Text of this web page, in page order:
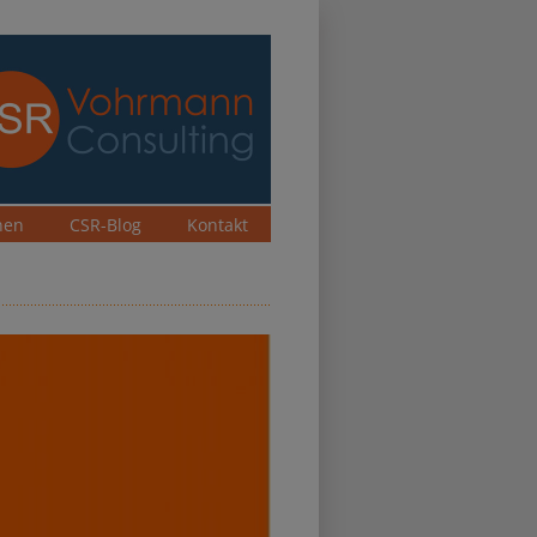
CSR-Blog Kontakt